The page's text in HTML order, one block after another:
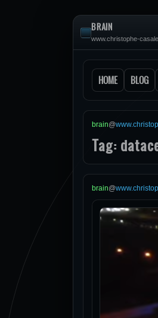
BRAIN
www.christophe-
HOME BLOG
brain@
Tag:
brain@